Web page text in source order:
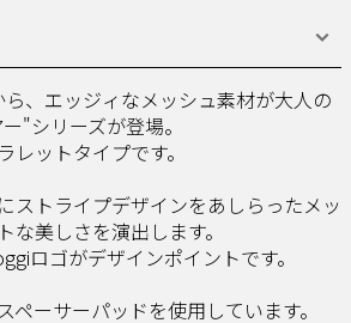
、エッジィなメッシュ素材が大人の
"シリーズが登場。
ットタイプです。
ストライプデザインをあしらったメッ
な美しさを演出します。
ロゴがデザインポイントです。
ペーサーパッドを使用しています。